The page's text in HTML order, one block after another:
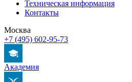
Техническая информация
Контакты
Москва
+7 (495) 602-95-73
Академия